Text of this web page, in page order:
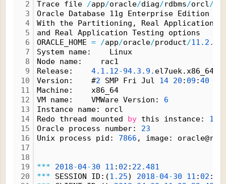
2
3
4
5
6
7
8
9
10
11
12
13
14
15
16
17
18
19
20
Trace file /app/oracle/diag/rdbms/orcl/
Oracle Database 11g Enterprise Edition
With the Partitioning, Real Application
and Real Application Testing options
ORACLE_HOME = /app/oracle/product/11. 2.
System name:    Linux
Node name:    rac1
Release: 4. 1. 12-94. 3. 9. el7uek.x86_64
Version:    #2 SMP Fri Jul 14 20 : 09 :40
Machine:    x86_64
VM name:    VMWare Version: 6
Instance name: orcl
Redo thread mounted by this instance: 1
Oracle process number: 23
Unix process pid: 7866 , image:
*** 2018-04-30 11 : 02 : 22.481
*** SESSION ID:(1. 25) 2018-04-30 11 : 02 :